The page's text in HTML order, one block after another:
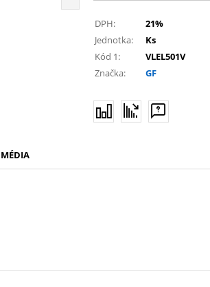
DPH:
21%
Jednotka:
Ks
Kód 1:
VLEL501V
Značka:
GF
MÉDIA